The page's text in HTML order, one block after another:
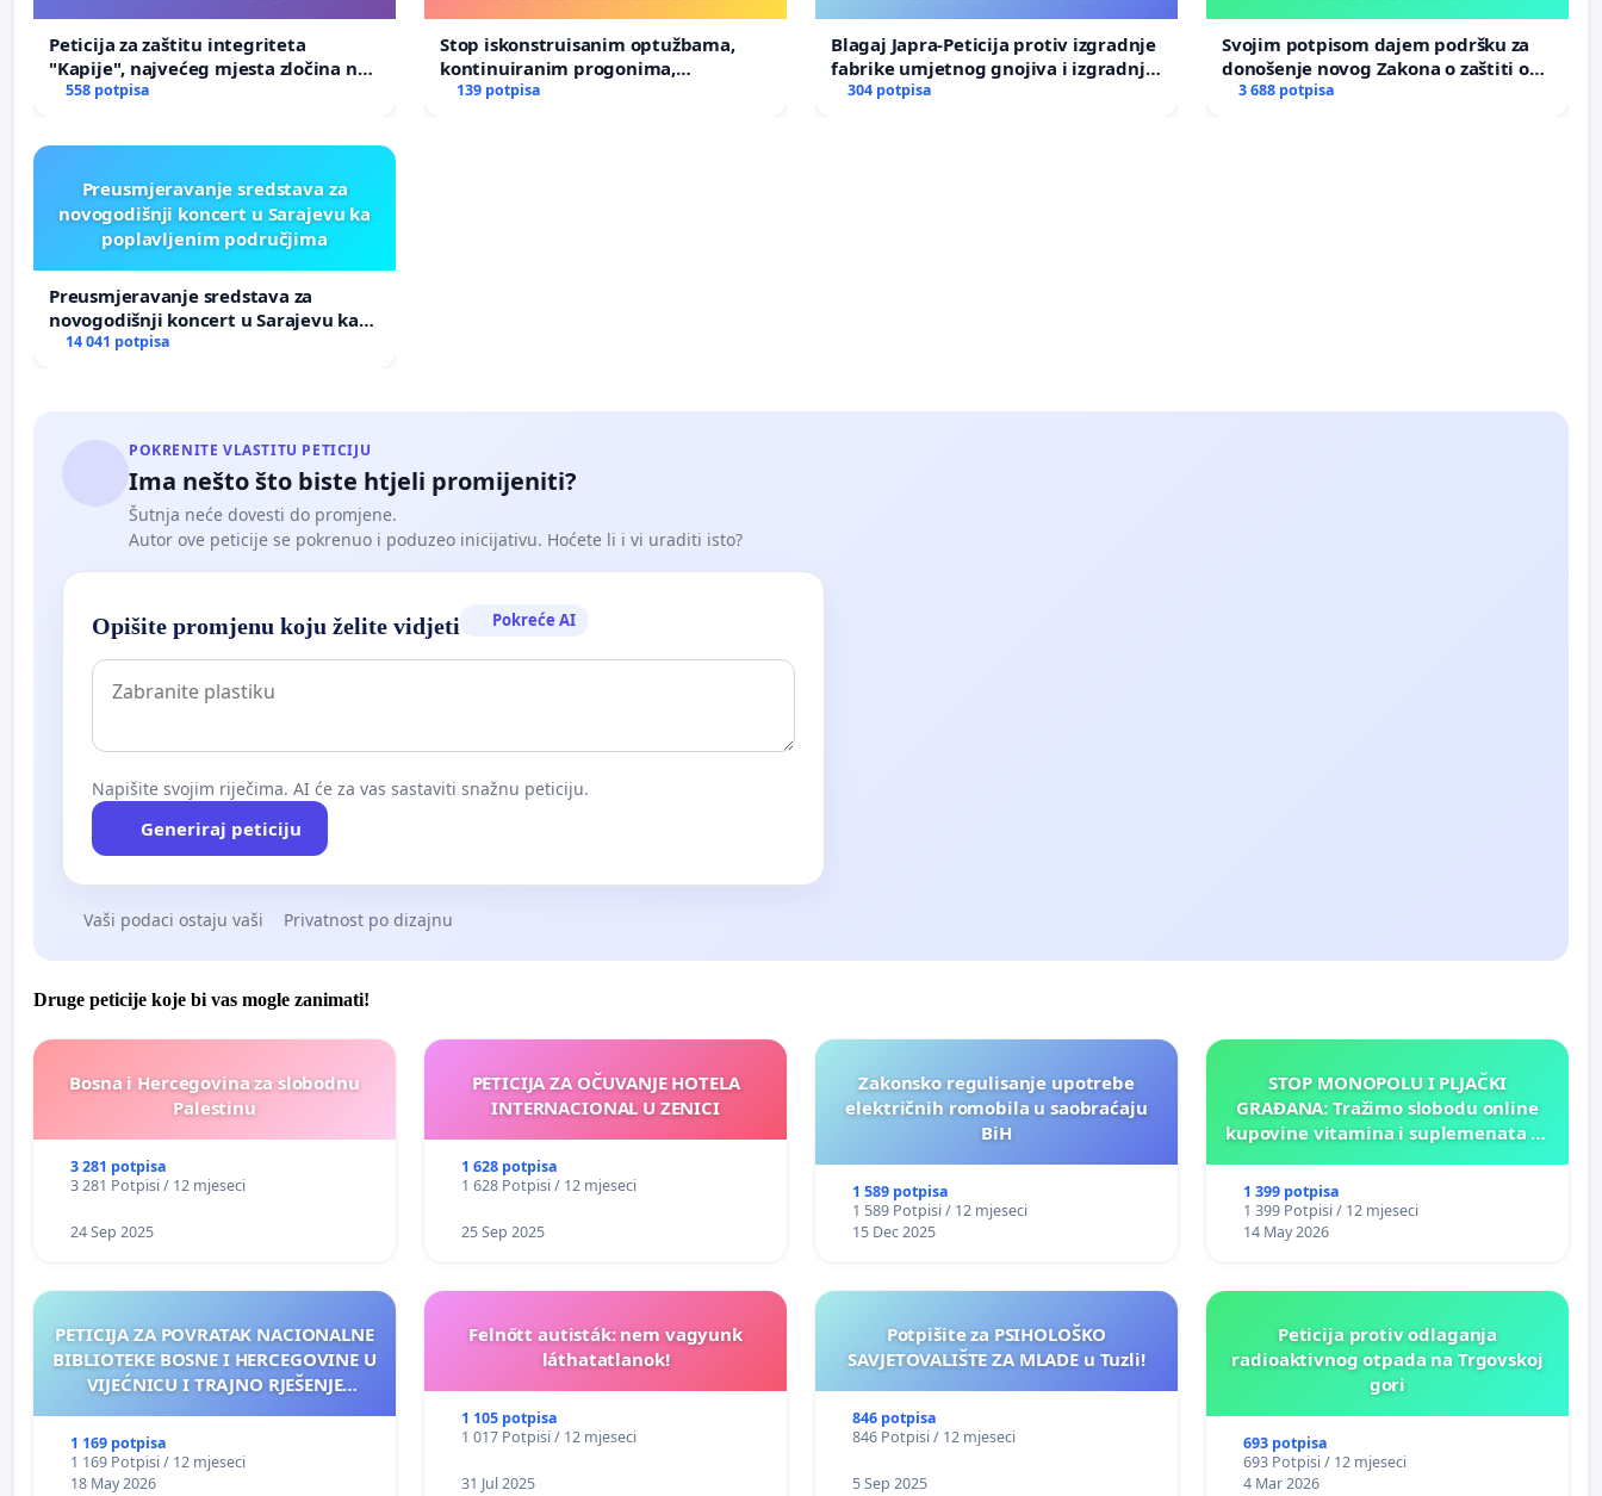
Peticija za zaštitu integriteta
"Kapije", najvećeg mjesta zločina nad
mladima u historiji grada Tuzla
558 potpisa
Stop iskonstruisanim optužbama,
kontinuiranim progonima,
prijetnjama, hapšenjima
139 potpisa
Blagaj Japra-Peticija protiv izgradnje
fabrike umjetnog gnojiva i izgradnje
asfaltne baze
304 potpisa
Svojim potpisom dajem podršku za
donošenje novog Zakona o zaštiti od
nasilja u porodici!
3 688 potpisa
Preusmjeravanje sredstava za
novogodišnji koncert u Sarajevu ka
poplavljenim područjima
Preusmjeravanje sredstava za
novogodišnji koncert u Sarajevu ka
poplavljenim područjima
14 041 potpisa
POKRENITE VLASTITU PETICIJU
Ima nešto što biste htjeli promijeniti?
Šutnja neće dovesti do promjene.
Autor ove peticije se pokrenuo i poduzeo inicijativu. Hoćete li i vi uraditi isto?
Opišite promjenu koju želite vidjeti Pokreće AI
Napišite svojim riječima. AI će za vas sastaviti snažnu peticiju.
Generiraj peticiju
Vaši podaci ostaju vaši Privatnost po dizajnu
Druge peticije koje bi vas mogle zanimati!
Bosna i Hercegovina za slobodnu
Palestinu
3 281 potpisa
3 281 Potpisi / 12 mjeseci
24 Sep 2025
PETICIJA ZA OČUVANJE HOTELA
INTERNACIONAL U ZENICI
1 628 potpisa
1 628 Potpisi / 12 mjeseci
25 Sep 2025
Zakonsko regulisanje upotrebe
električnih romobila u saobraćaju
BiH
1 589 potpisa
1 589 Potpisi / 12 mjeseci
15 Dec 2025
STOP MONOPOLU I PLJAČKI
GRAĐANA: Tražimo slobodu online
kupovine vitamina i suplemenata za
1 399 potpisa
1 399 Potpisi / 12 mjeseci
14 May 2026
PETICIJA ZA POVRATAK NACIONALNE
BIBLIOTEKE BOSNE I HERCEGOVINE U
VIJEĆNICU I TRAJNO RJEŠENJE
1 169 potpisa
1 169 Potpisi / 12 mjeseci
18 May 2026
Felnőtt autisták: nem vagyunk
láthatatlanok!
1 105 potpisa
1 017 Potpisi / 12 mjeseci
31 Jul 2025
Potpišite za PSIHOLOŠKO
SAVJETOVALIŠTE ZA MLADE u Tuzli!
846 potpisa
846 Potpisi / 12 mjeseci
5 Sep 2025
Peticija protiv odlaganja
radioaktivnog otpada na Trgovskoj
gori
693 potpisa
693 Potpisi / 12 mjeseci
4 Mar 2026